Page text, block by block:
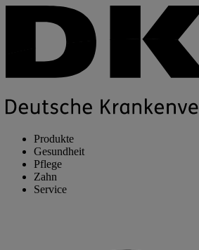
Produkte
Gesundheit
Pflege
Zahn
Service